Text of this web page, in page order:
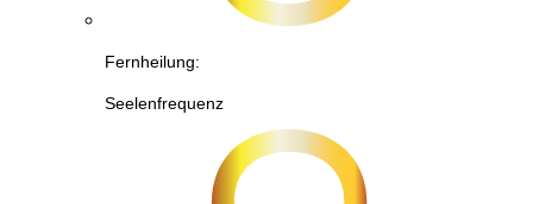
Fernheilung:
Seelenfrequenz